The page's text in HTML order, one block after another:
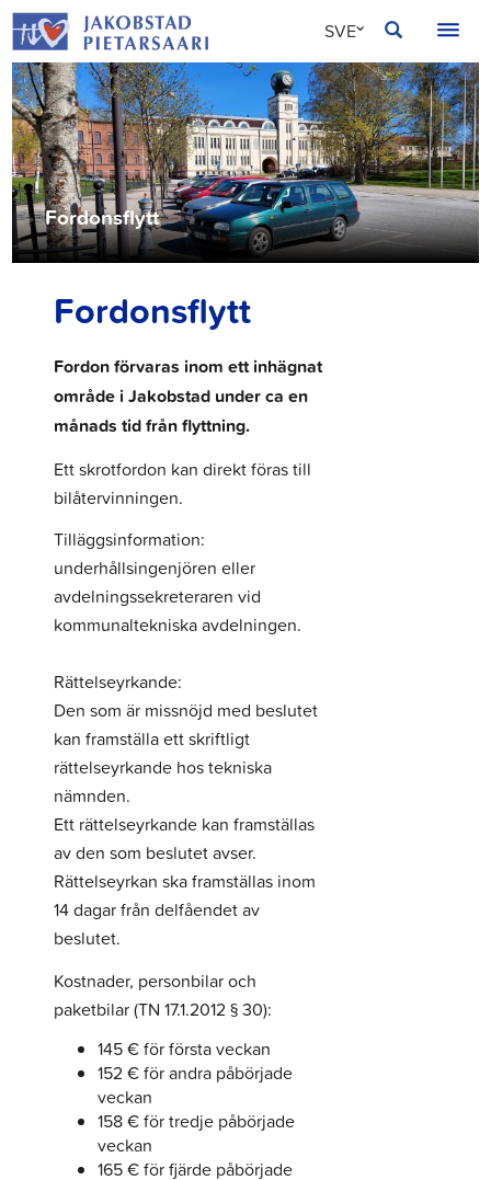
Hoppa
till
innehållet
SVE
FIN
ENG
Fordonsflytt
Fordonsflytt
Fordon förvaras inom ett inhägnat
område i Jakobstad under ca en
månads tid från flyttning.
Ett skrotfordon kan direkt föras till
bilåtervinningen.
Tilläggsinformation:
underhållsingenjören eller
avdelningssekreteraren vid
kommunaltekniska avdelningen.
Rättelseyrkande:
Den som är missnöjd med beslutet
kan framställa ett skriftligt
rättelseyrkande hos tekniska
nämnden.
Ett rättelseyrkande kan framställas
av den som beslutet avser.
Rättelseyrkan ska framställas inom
14 dagar från delfåendet av
beslutet.
Kostnader, personbilar och
paketbilar (TN 17.1.2012 § 30):
145 € för första veckan
152 € för andra påbörjade
veckan
158 € för tredje påbörjade
veckan
165 € för fjärde påbörjade